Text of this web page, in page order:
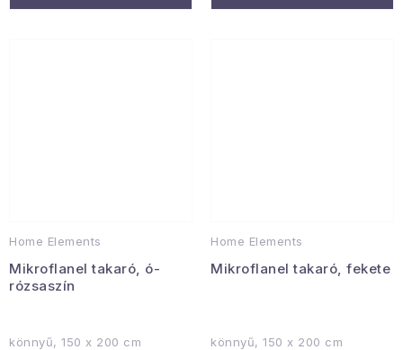
Home Elements
Mikroflanel takaró, ó-
rózsaszín
könnyű, 150 x 200 cm
Home Elements
Mikroflanel takaró, fekete
könnyű, 150 x 200 cm